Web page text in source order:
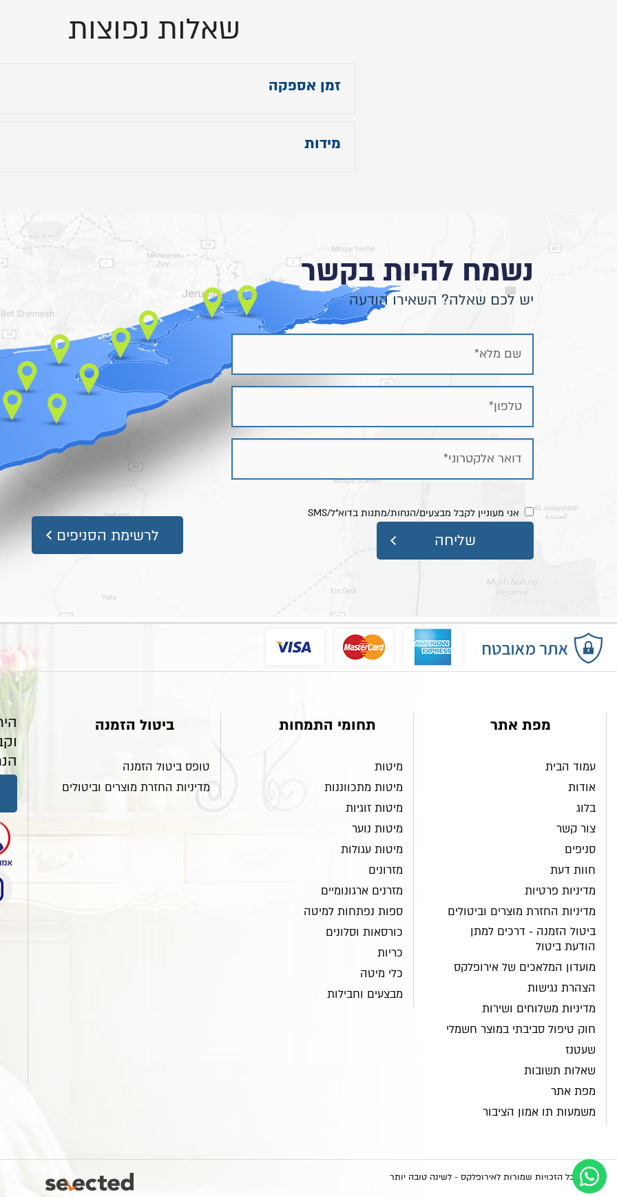
שאלות נפוצות
זמן אספקה
מידות
נשמח להיות בקשר
יש לכם שאלה? השאירו הודעה
אני מעוניין לקבל מבצעים/הנחות/מתנות בדוא"ל/SMS
לרשימת הסניפים
מפת אתר
עמוד הבית
אודות
בלוג
צור קשר
סניפים
חוות דעת
מדיניות פרטיות
מדיניות החזרת מוצרים וביטולים
ביטול הזמנה - דרכים למתן
הודעת ביטול
מועדון המלאכים של אירופלקס
הצהרת נגישות
מדיניות משלוחים ושירות
חוק טיפול סביבתי במוצר חשמלי
שעטנז
שאלות תשובות
מפת אתר
משמעות תו אמון הציבור
תחומי התמחות
מיטות
מיטות מתכווננות
מיטות זוגיות
מיטות נוער
מיטות עגולות
מזרונים
מזרנים ארגונומיים
ספות נפתחות למיטה
כורסאות וסלונים
כריות
כלי מיטה
מבצעים וחבילות
ביטול הזמנה
טופס ביטול הזמנה
מדיניות החזרת מוצרים וביטולים
© 2026 כל הזכויות שמורות לאירופלקס - לשינה טובה יותר